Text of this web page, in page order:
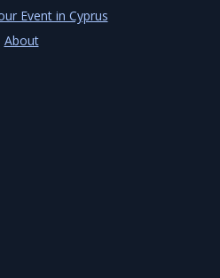
Event in Cyprus
About